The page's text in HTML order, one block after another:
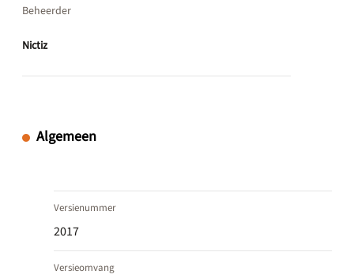
Beheerder
Nictiz
Algemeen
Versienummer
2017
Versieomvang